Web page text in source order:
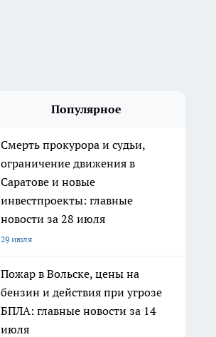
Популярное
Смерть прокурора и судьи,
ограничение движения в
Саратове и новые
инвестпроекты: главные
новости за 28 июля
29 июля
Пожар в Вольске, цены на
бензин и действия при угрозе
БПЛА: главные новости за 14
июля